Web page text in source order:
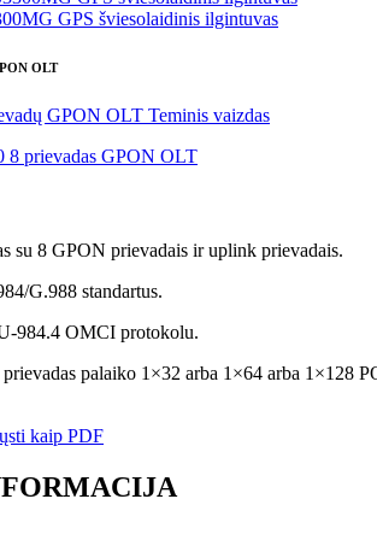
GPS šviesolaidinis ilgintuvas
OLT
su 8 GPON prievadais ir uplink prievadais.
G.988 standartus.
984.4 OMCI protokolu.
palaiko 1×32 arba 1×64 arba 1×128
kaip PDF